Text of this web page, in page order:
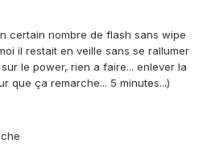
certain nombre de flash sans wipe
il restait en veille sans se rallumer
le power, rien a faire... enlever la
que ça remarche... 5 minutes...)